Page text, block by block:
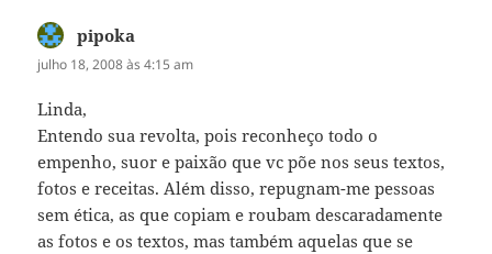
pipoka
julho 18, 2008 às 4:15 am
Linda,
Entendo sua revolta, pois reconheço todo o
empenho, suor e paixão que vc põe nos seus textos,
fotos e receitas. Além disso, repugnam-me pessoas
sem ética, as que copiam e roubam descaradamente
as fotos e os textos, mas também aquelas que se